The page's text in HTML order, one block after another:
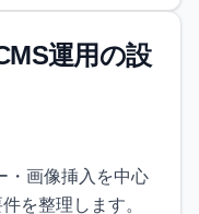
運用の設
・画像挿入を中心
を整理します。